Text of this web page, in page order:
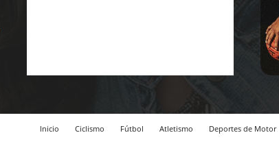
Inicio Ciclismo Fútbol Atletismo Deportes de Motor